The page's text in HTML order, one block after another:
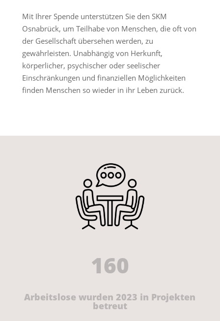
Mit Ihrer Spende unterstützen Sie den SKM
Osnabrück, um Teilhabe von Menschen, die oft von
der Gesellschaft übersehen werden, zu
gewährleisten. Unabhängig von Herkunft,
körperlicher, psychischer oder seelischer
Einschränkungen und finanziellen Möglichkeiten
finden Menschen so wieder in ihr Leben zurück.
160
Arbeitslose wurden 2023 in Projekten
betreut